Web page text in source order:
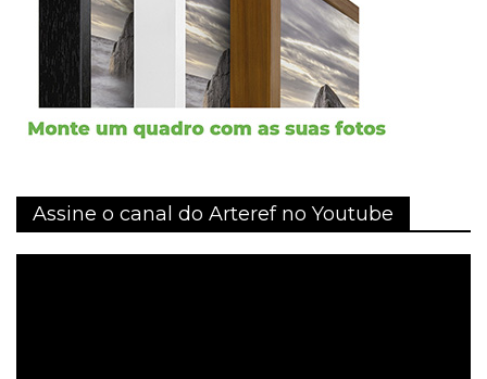
Assine o canal do Arteref no Youtube